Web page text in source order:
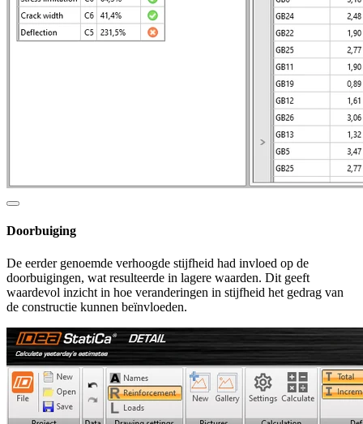
Doorbuiging
De eerder genoemde verhoogde stijfheid had invloed op de
doorbuigingen, wat resulteerde in lagere waarden. Dit geeft
waardevol inzicht in hoe veranderingen in stijfheid het gedrag van
de constructie kunnen beïnvloeden.